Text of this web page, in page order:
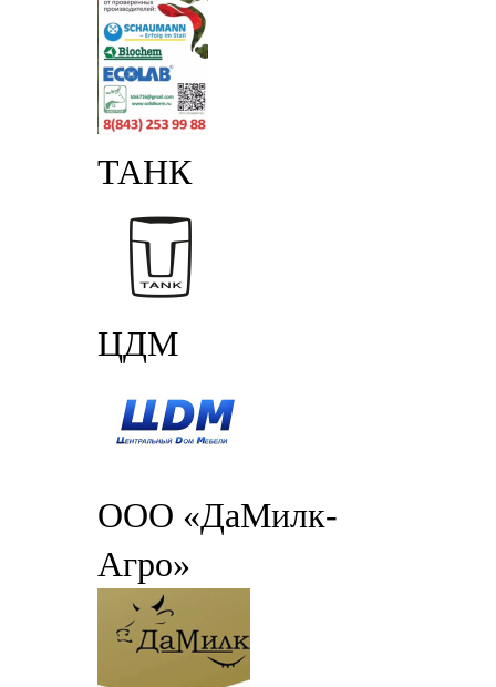
ТАНК
ЦДМ
ООО «ДаМилк-
Агро»